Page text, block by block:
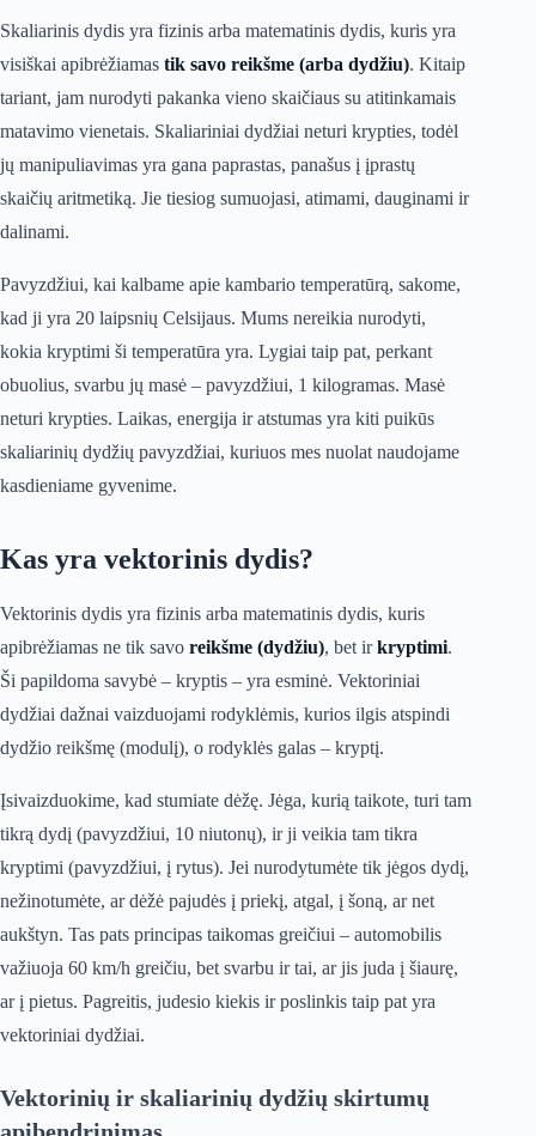
Skaliarinis dydis yra fizinis arba matematinis dydis, kuris yra
visiškai apibrėžiamas tik savo reikšme (arba dydžiu). Kitaip
tariant, jam nurodyti pakanka vieno skaičiaus su atitinkamais
matavimo vienetais. Skaliariniai dydžiai neturi krypties, todėl
jų manipuliavimas yra gana paprastas, panašus į įprastų
skaičių aritmetiką. Jie tiesiog sumuojasi, atimami, dauginami ir
dalinami.
Pavyzdžiui, kai kalbame apie kambario temperatūrą, sakome,
kad ji yra 20 laipsnių Celsijaus. Mums nereikia nurodyti,
kokia kryptimi ši temperatūra yra. Lygiai taip pat, perkant
obuolius, svarbu jų masė – pavyzdžiui, 1 kilogramas. Masė
neturi krypties. Laikas, energija ir atstumas yra kiti puikūs
skaliarinių dydžių pavyzdžiai, kuriuos mes nuolat naudojame
kasdieniame gyvenime.
Kas yra vektorinis dydis?
Vektorinis dydis yra fizinis arba matematinis dydis, kuris
apibrėžiamas ne tik savo reikšme (dydžiu), bet irkryptimi.
Ši papildoma savybė – kryptis – yra esminė. Vektoriniai
dydžiai dažnai vaizduojami rodyklėmis, kurios ilgis atspindi
dydžio reikšmę (modulį), o rodyklės galas – kryptį.
Įsivaizduokime, kad stumiate dėžę. Jėga, kurią taikote, turi tam
tikrą dydį (pavyzdžiui, 10 niutonų), ir ji veikia tam tikra
kryptimi (pavyzdžiui, į rytus). Jei nurodytumėte tik jėgos dydį,
nežinotumėte, ar dėžė pajudės į priekį, atgal, į šoną, ar net
aukštyn. Tas pats principas taikomas greičiui – automobilis
važiuoja 60 km/h greičiu, bet svarbu ir tai, ar jis juda į šiaurę,
ar į pietus. Pagreitis, judesio kiekis ir poslinkis taip pat yra
vektoriniai dydžiai.
Vektorinių ir skaliarinių dydžių skirtumų